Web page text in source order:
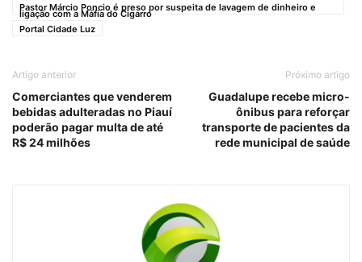
Pastor Márcio Poncio é preso por suspeita de lavagem de dinheiro e
ligação com a Máfia do Cigarro
Portal Cidade Luz
Artigo anterior
Comerciantes que venderem
bebidas adulteradas no Piauí
poderão pagar multa de até
R$ 24 milhões
Próximo artigo
Guadalupe recebe micro-
ônibus para reforçar
transporte de pacientes da
rede municipal de saúde